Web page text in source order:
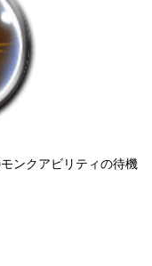
ンクアビリティの待機